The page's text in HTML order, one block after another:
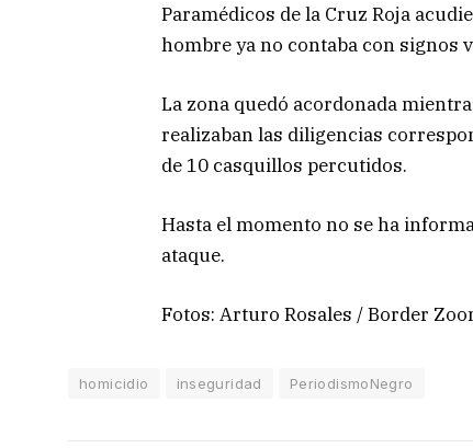
Paramédicos de la Cruz Roja
hombre ya no contaba con signos
La zona quedó acordonada
realizaban las diligencias
de 10 casquillos percutidos.
Hasta el momento no se ha
ataque.
Fotos: Arturo Rosales / Border
homicidio inseguridad PeriodismoNegro